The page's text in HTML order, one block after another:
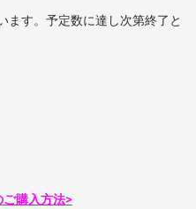
す。予定数に達し次第終了と
購入方法>